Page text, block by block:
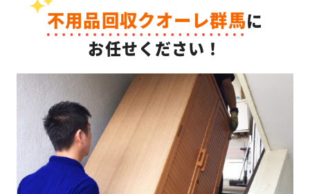
不用品回収クオーレ群馬に
お任せください！